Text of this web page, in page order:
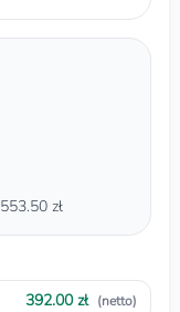
553.50 zł
392.00 zł (netto)